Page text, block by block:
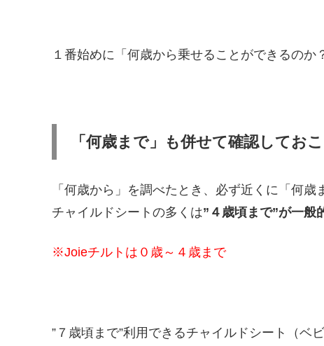
１番始めに「何歳から乗せることができるのか
「何歳まで」も併せて確認しておこ
「何歳から」を調べたとき、必ず近くに「何
チャイルドシートの多くは”４歳頃まで”が一般
※Joieチルトは０歳～４歳まで
”７歳頃まで”利用できるチャイルドシート（ベ